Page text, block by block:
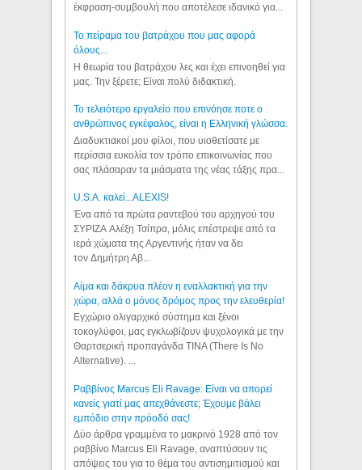
έκφραση-συμβουλή που αποτέλεσε ιδανικό για...
Το πείραμα του βατράχου που μας αφορά
όλους...
Η θεωρία του βατράχου λες και έχει επινοηθεί για
μας. Την ξέρετε; Είναι πολύ διδακτική.
Το τελειότερο εργαλείο που επινόησε ποτε ο
ανθρώπινος εγκέφαλος, είναι η Ελληνική γλώσσα.
Διαδυκτιακοί μου φίλοι, που υιοθετίσατε με
περίσσια ευκολία τον τρόπο επικοινωνίας που
σας πλάσαραν τα μιάσματα της νέας τάξης πρα...
U.S.A. καλεί...ALEXIS!
Ένα από τα πρώτα ραντεβού του αρχηγού του
ΣΥΡΙΖΑ Αλέξη Τσίπρα, μόλις επέστρεψε από τα
ιερά χώματα της Αργεντινής ήταν να δει
τον Δημήτρη Αβ...
Αίμα και δάκρυα πλέον η εναλλακτική για την
χώρα, αλλά ο μόνος δρόμος προς την ελευθερία!
Εγχώριο ολιγαρχικό σύστημα και ξένοι
τοκογλύφοι, μας εγκλωβίζουν ψυχολογικά με την
Θαρτσερική προπαγάνδα TINA (There Is No
Alternative). ...
Ραββίνος Marcus Eli Ravage: Είναι να απορεί
κανείς γιατί μας απεχθάνεστε; Έχουμε βάλει
εμπόδιο στην πρόοδό σας!
Δύο άρθρα γραμμένα το μακρινό 1928 από τον
ραββίνο Marcus Eli Ravage, αναπτύσουν τις
απόψεις του για το θέμα του αντισημιτισμού και